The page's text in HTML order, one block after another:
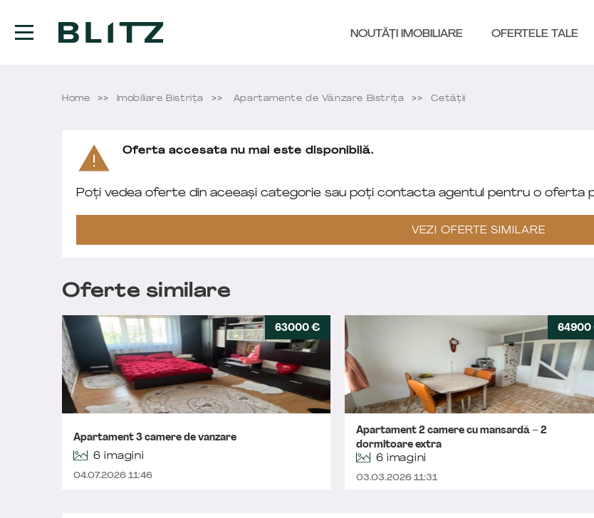
NOUTĂȚI IMOBILIARE OFERTELE TALE
Home Imobiliare Bistriţa Apartamente de Vânzare Bistriţa Cetății
Oferta accesata nu mai este disponibilă.
Poți vedea oferte din aceeași categorie sau poți contacta agentul pentru o oferta
VEZI OFERTE SIMILARE
Oferte similare
63000 €
Apartament 3 camere de vanzare
6 imagini
04.07.2026 11:46
64900
Apartament 2 camere cu mansardă – 2
dormitoare extra
6 imagini
03.03.2026 11:31